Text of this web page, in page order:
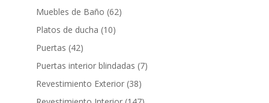
productos
Muebles de Baño 6262
Platos de ducha 1010
Puertas 4242
productos
Puertas interior blindadas 77
Revestimiento Exterior 3838
productos